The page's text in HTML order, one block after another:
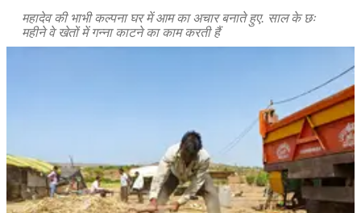
महादेव की भाभी कल्पना घर में आम का अचार बनाते हुए. साल के छः
महीने वे खेतों में गन्ना काटने का काम करती हैं